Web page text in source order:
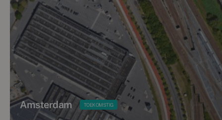
Amsterdam TOEKOMSTIG